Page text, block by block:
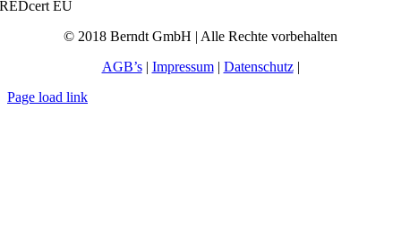
REDcert EU
© 2018 Berndt GmbH | Alle Rechte vorbehalten
AGB’s| Impressum| Datenschutz|
Page load link